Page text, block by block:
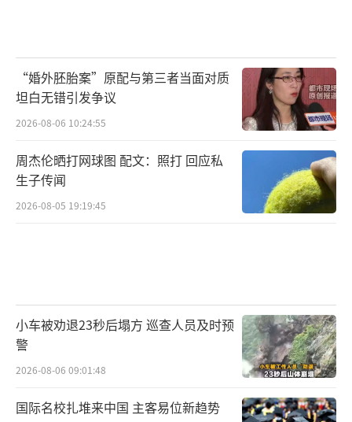
“婚外胚胎案”原配与第三者当面对质
坦白无错引发争议
2026-08-06 10:24:55
周杰伦晒打网球图 配文：照打 回应私
生子传闻
2026-08-05 19:19:45
小车被劝退23秒后塌方 巡查人员及时预
警
2026-08-06 09:01:48
国际名校扎堆来中国 主客易位新趋势